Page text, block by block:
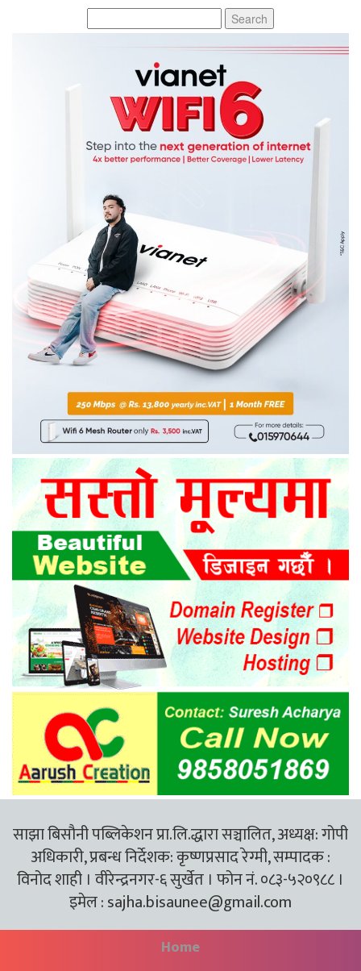
for:
साझा बिसौनी पब्लिकेशन प्रा.लि.द्धारा सञ्चालित, अध्यक्ष: गोपी
अधिकारी, प्रबन्ध निर्देशक: कृष्णप्रसाद रेग्मी, सम्पादक :
विनोद शाही । वीरेन्द्रनगर-६ सुर्खेत । फोन नं. ०८३-५२०९८८ ।
इमेल :sajha.bisaunee@gmail.com
Home